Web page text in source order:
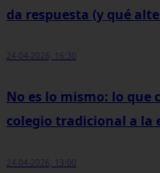
da respuesta (y qué
24-04-2026, 16:30
No es lo mismo: lo que
colegio tradicional a la
24-04-2026, 13:00